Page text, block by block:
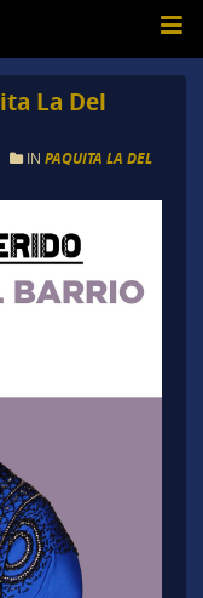
La Del
IN PAQUITA LA DEL